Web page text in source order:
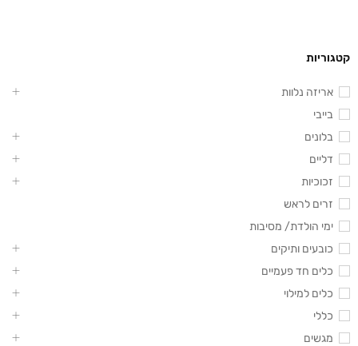
קטגוריות
אריזה נלוות
בייבי
בלונים
דליים
זכוכיות
זרים לראש
ימי הולדת/ מסיבות
כובעים ותיקים
כלים חד פעמיים
כלים למילוי
כללי
מגשים